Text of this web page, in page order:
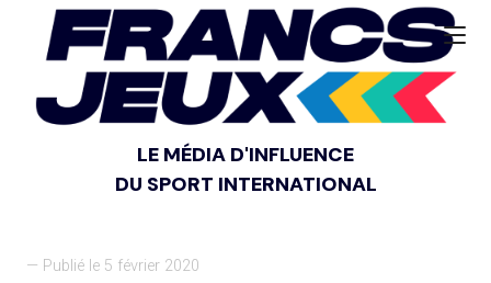
LE MÉDIA D'INFLUENCE
DU SPORT INTERNATIONAL
— Publié le 5 février 2020